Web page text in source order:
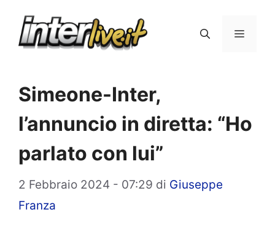
Menu
Simeone-Inter,
l’annuncio in diretta: “Ho
parlato con lui”
2 Febbraio 2024 - 07:29 di Giuseppe
Franza